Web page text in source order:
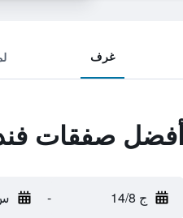
غرف
صفقات
ج 14/8 - س